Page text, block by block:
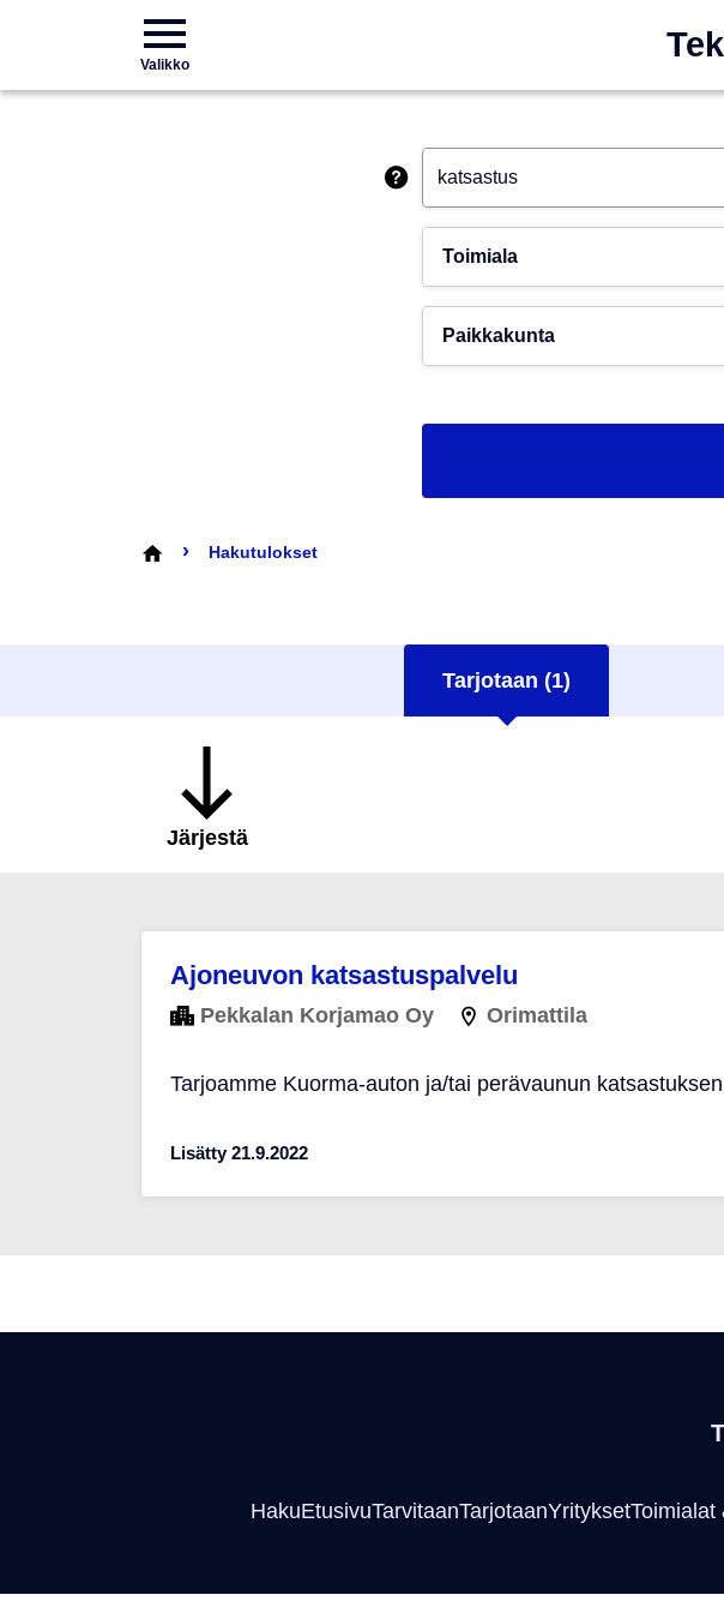
Valikko
› Hakutulokset
Tarjotaan (1)
Järjestä
Ajoneuvon katsastuspalvelu
Pekkalan Korjamao Oy Orimattila
Tarjoamme Kuorma-auton ja/tai perävaunun
Lisätty 21.9.2022
HakuEtusivuTarvitaanTarjotaanYrityksetToimialat